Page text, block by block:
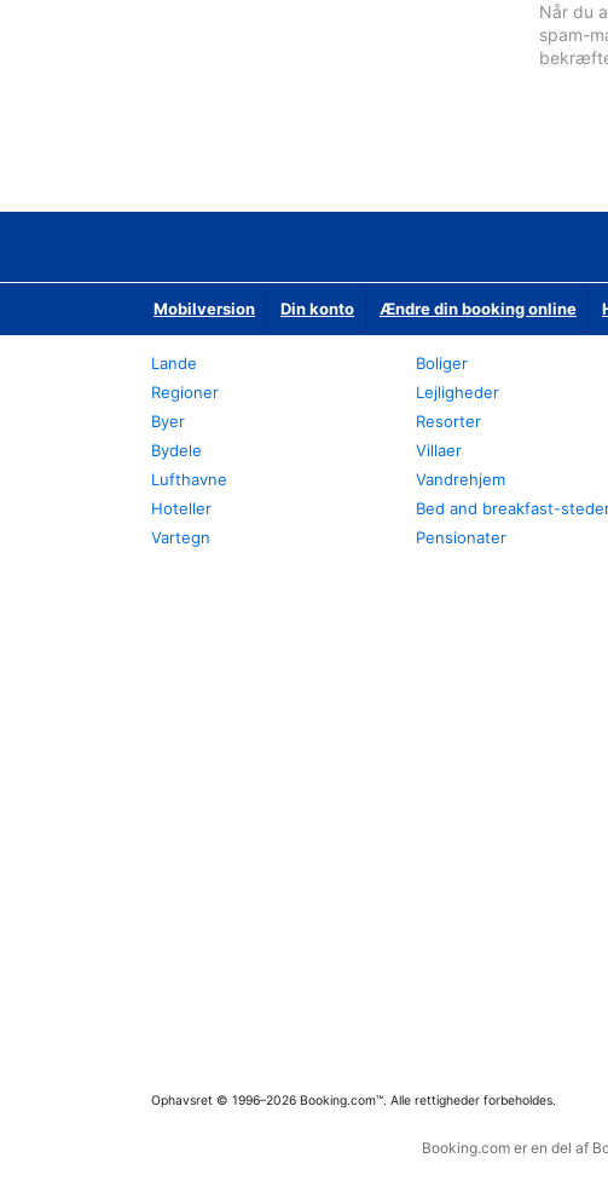
Når du
spam-
Mobilversion Din konto Ændre din booking online
Lande
Regioner
Byer
Bydele
Lufthavne
Hoteller
Vartegn
Boliger
Lejligheder
Resorter
Villaer
Vandrehjem
Bed and breakfast-
Pensionater
Ophavsret © 1996–2026 Booking.com™. Alle rettigheder forbeholdes.
Booking.com er en del af